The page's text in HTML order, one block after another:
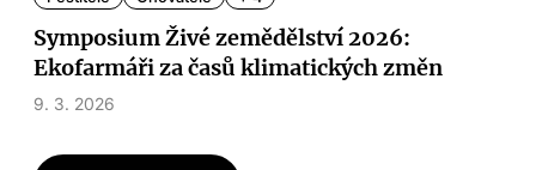
Symposium Živé zemědělství 2026:
Ekofarmáři za časů klimatických změn
9. 3. 2026